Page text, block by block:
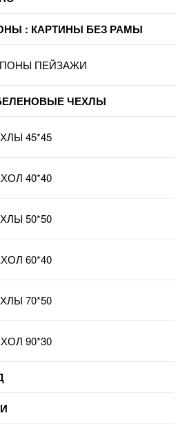
: КАРТИНЫ БЕЗ РАМЫ
ПЕЙЗАЖИ
ЧЕХЛЫ
45*45
40*40
50*50
60*40
70*50
90*30